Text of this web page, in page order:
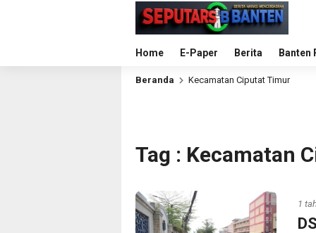
Home E-Paper Berita Banten
Beranda Kecamatan Ciputat Timur
Tag : Kecamatan
1